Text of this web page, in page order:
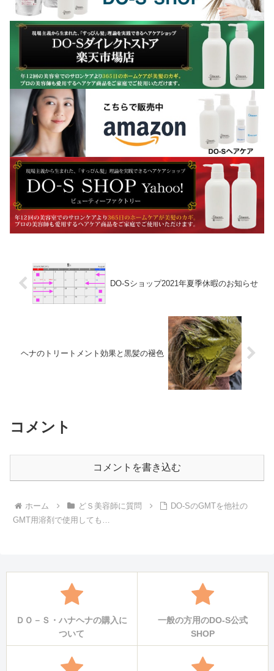
DO-Sショップ2021年夏季休暇のお知らせ
ヘナのトリートメント効果と黒髪の褪色
コメント
コメントを書き込む
ホーム どＳ美容師に質問
DO-SのGMTを他社の
GMT用溶剤で使用しても…
ＤＯ－Ｓ・ハナヘナの購入に
ついて
一般の方用のDO-S公式
SHOP